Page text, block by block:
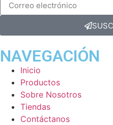
NAVEGACIÓN
Inicio
Productos
Sobre Nosotros
Tiendas
Contáctanos